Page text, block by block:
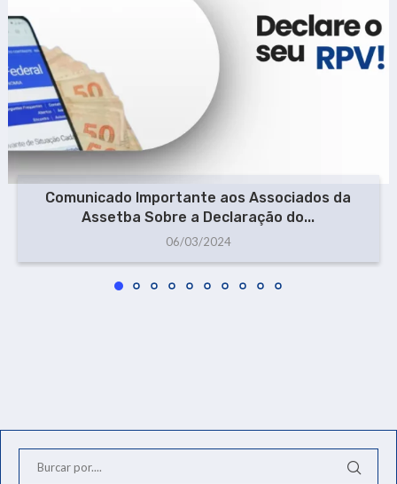
Comunicado Importante aos Associados da
Assetba Sobre a Declaração do...
06/03/2024